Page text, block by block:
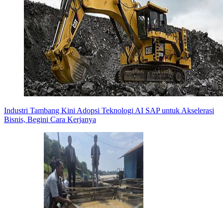
Industri Tambang Kini Adopsi Teknologi AI SAP untuk Akselerasi
Bisnis, Begini Cara Kerjanya